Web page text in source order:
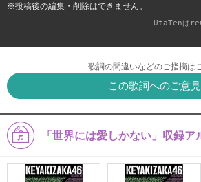
※投稿後の編集・削除はできません。
UtaTenは
歌詞の間違いなどのご指摘は
この歌詞へのご意見
「世界には愛しかない」収録ア